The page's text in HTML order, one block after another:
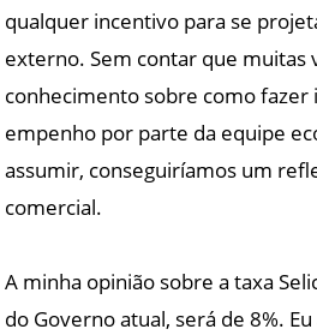
qualquer incentivo para se
externo. Sem contar que muitas
conhecimento sobre como fazer
empenho por parte da equipe
assumir, conseguiríamos um
comercial.
A minha opinião sobre a taxa
do Governo atual, será de 8%.